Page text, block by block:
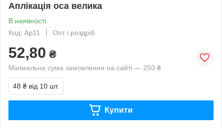
Аплікація оса велика
В наявності
Код: Ap11
Опт і роздріб
52,80 ₴
Мінімальна сума замовлення на сайті — 250 ₴
48 ₴ від 10 шт.
Купити